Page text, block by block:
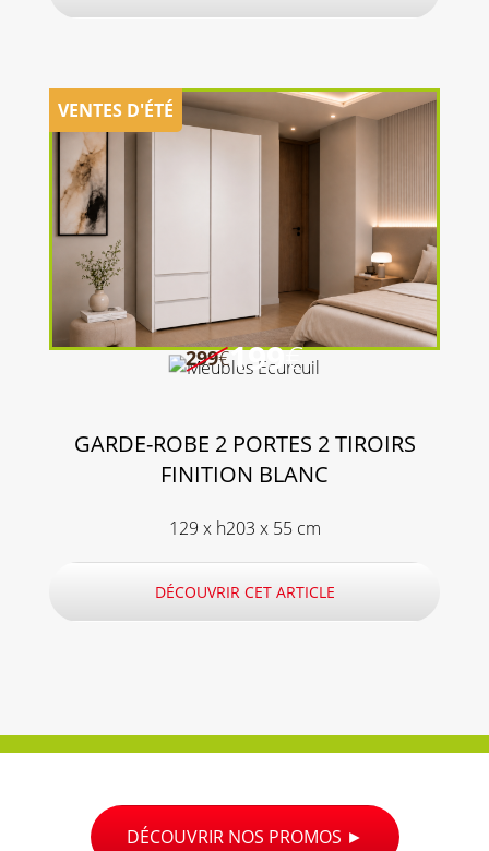
299€199€
GARDE-ROBE 2 PORTES 2 TIROIRS
FINITION BLANC
129 x h203 x 55 cm
DÉCOUVRIR CET ARTICLE
DÉCOUVRIR NOS PROMOS